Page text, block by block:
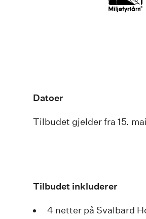
Datoer
Tilbudet gjelder fra 15.
Tilbudet inkluderer
4 netter på Svalbard